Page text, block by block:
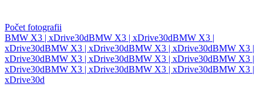
Počet fotografii
BMW X3 | xDrive30dBMW X3 | xDrive30dBMW X3 |
xDrive30dBMW X3 | xDrive30dBMW X3 | xDrive30dBMW X3 |
xDrive30dBMW X3 | xDrive30dBMW X3 | xDrive30dBMW X3 |
xDrive30dBMW X3 | xDrive30dBMW X3 | xDrive30dBMW X3 |
xDrive30d